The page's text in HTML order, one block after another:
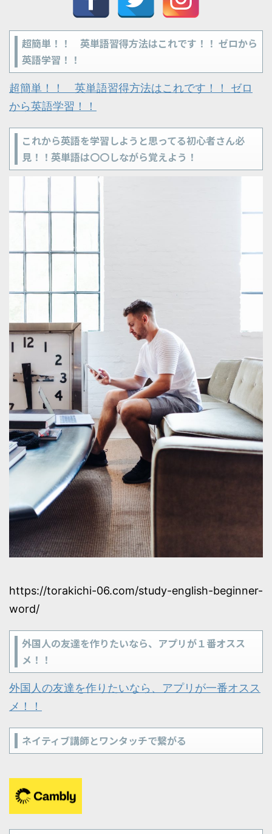
超簡単！！ 英単語習得方法はこれです！！ ゼロから
英語学習！！
超簡単！！ 英単語習得方法はこれです！！ ゼロ
から英語学習！！
これから英語を学習しようと思ってる初心者さん必
見！！英単語は〇〇しながら覚えよう！
https://torakichi-06.com/study-english-beginner-
word/
外国人の友達を作りたいなら、アプリが１番オスス
メ！！
外国人の友達を作りたいなら、アプリが一番オスス
メ！！
ネイティブ講師とワンタッチで繋がる